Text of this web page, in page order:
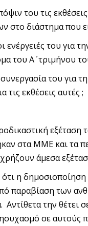
του τις
στο διάστημα που
του για
του Α΄ τριμήνου
του για τη
τις εκθέσεις αυτές ;
στα ΜΜΕ και τα
άμεσα
ότι η
παραβίαση των
Αντίθετα την θέτει
σε αυτούς